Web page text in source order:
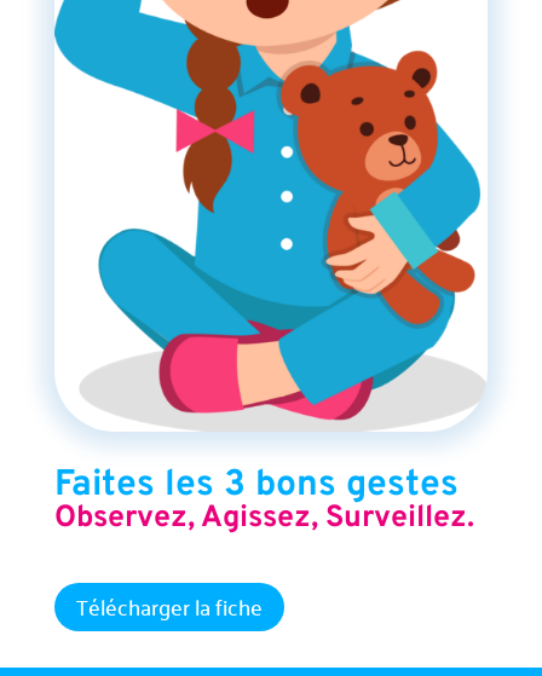
Faites les 3 bons gestes
Observez, Agissez, Surveillez.
Télécharger la fiche